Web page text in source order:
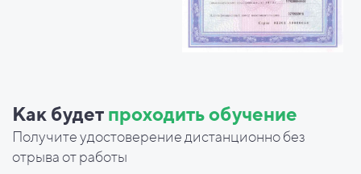
Как будет проходить обучение
Получите удостоверение дистанционно без
отрыва от работы